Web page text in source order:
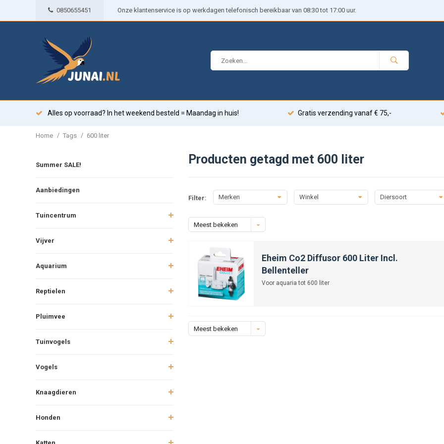
0850655451 Onze klantenservice is op werkdagen telefonisch bereikbaar van 08:30 tot 17:00 uur.
Alles op voorraad? In het weekend besteld = Maandag in huis! Gratis verzending vanaf € 75,-
Home / Tags / 600 liter
Summer SALE!
Aanbiedingen
Tuincentrum
Vijver
Aquarium
Reptielen
Pluimvee
Tuinvogels
Vogels
Knaagdieren
Honden
Producten getagd met 600 liter
Filter: Merken Winkel Diersoort
Meest bekeken
Eheim Co2 Diffusor 600 Liter Incl.
Bellenteller
Voor aquaria tot 600 liter
Meest bekeken